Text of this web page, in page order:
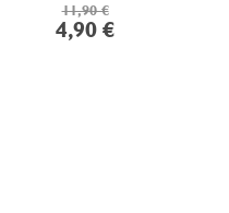
11,90 €
4,90 €